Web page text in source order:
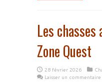
Les
Zone Quest
28 février 2026
Laisser un commentaire